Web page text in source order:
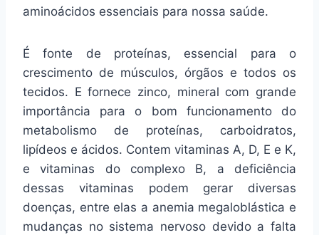
aminoácidos essenciais para nossa saúde.
É fonte de proteínas, essencial para o
crescimento de músculos, órgãos e todos os
tecidos. E fornece zinco, mineral com grande
importância para o bom funcionamento do
metabolismo de proteínas, carboidratos,
lipídeos e ácidos. Contem vitaminas A, D, E e K,
e vitaminas do complexo B, a deficiência
dessas vitaminas podem gerar diversas
doenças, entre elas a anemia megaloblástica e
mudanças no sistema nervoso devido a falta